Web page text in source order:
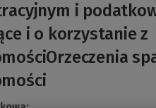
i
i o korzystanie z